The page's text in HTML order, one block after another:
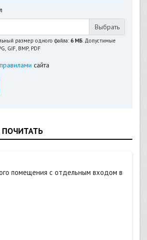
размер одного файла: 6 МБ. Допустимые
GIF, BMP, PDF
правилами сайта
помещения с отдельным входом в